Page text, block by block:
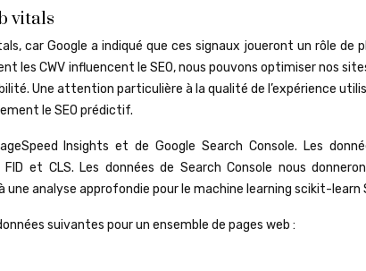
vitals
car Google a indiqué que ces signaux joueront un rôle de
les CWV influencent le SEO, nous pouvons optimiser nos
Une attention particulière à la qualité de l’expérience
le SEO prédictif.
Insights et de Google Search Console. Les
et CLS. Les données de Search Console nous
analyse approfondie pour le machine learning scikit-learn
suivantes pour un ensemble de pages web :